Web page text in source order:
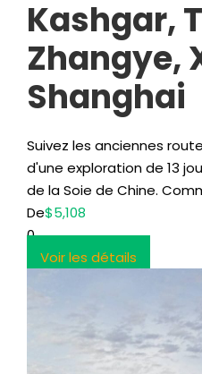
Kashgar,
Zhangye,
Shanghai
Suivez les anciennes
d'une exploration de 13
de la Soie de Chine.
De$5,108
0
Voir les détails